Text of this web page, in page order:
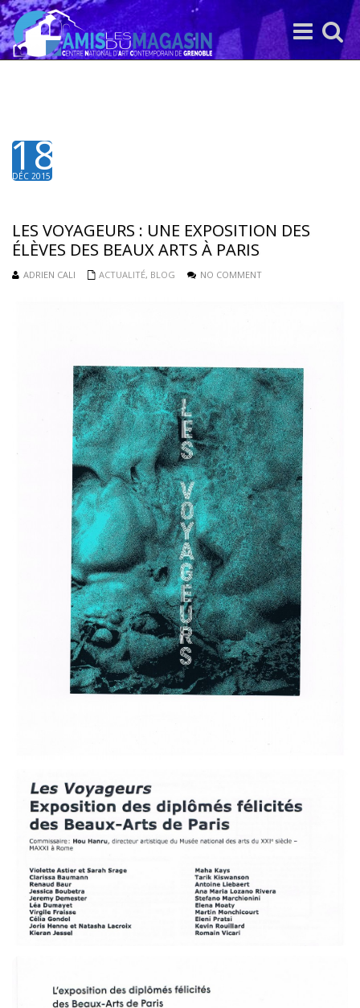
Toggle
search
Toggle
navigation
18
DÉC 2015
LES VOYAGEURS : UNE EXPOSITION DES
ÉLÈVES DES BEAUX ARTS À PARIS
ADRIEN CALI ACTUALITÉ, BLOG NO COMMENT